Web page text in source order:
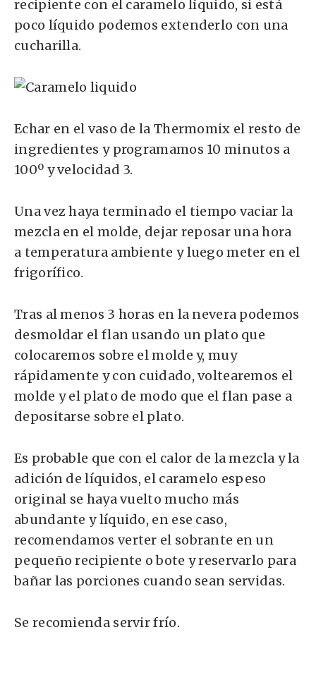
recipiente con el caramelo líquido, si está
poco líquido podemos extenderlo con una
cucharilla.
Echar en el vaso de la Thermomix el resto de
ingredientes y programamos 10 minutos a
100º y velocidad 3.
Una vez haya terminado el tiempo vaciar la
mezcla en el molde, dejar reposar una hora
a temperatura ambiente y luego meter en el
frigorífico.
Tras al menos 3 horas en la nevera podemos
desmoldar el flan usando un plato que
colocaremos sobre el molde y, muy
rápidamente y con cuidado, voltearemos el
molde y el plato de modo que el flan pase a
depositarse sobre el plato.
Es probable que con el calor de la mezcla y la
adición de líquidos, el caramelo espeso
original se haya vuelto mucho más
abundante y líquido, en ese caso,
recomendamos verter el sobrante en un
pequeño recipiente o bote y reservarlo para
bañar las porciones cuando sean servidas.
Se recomienda servir frío.